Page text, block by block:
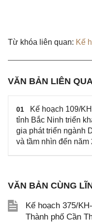
Từ khóa liên quan: Kế
VĂN BẢN LIÊN
01
Kế hoạch 109/
tỉnh Bắc Ninh triển
gia phát triển ngành
và tầm nhìn đến
VĂN BẢN CÙNG
Kế hoạch 375/
Thành phố Cần